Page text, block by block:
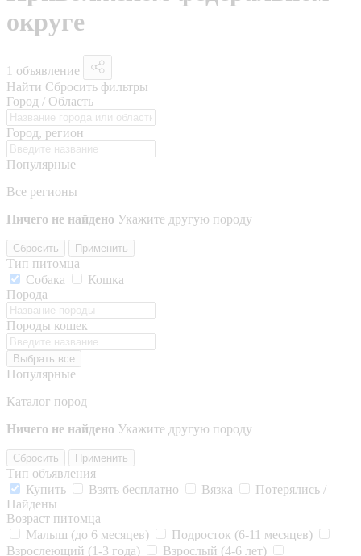
округе
1 объявление
Найти Сбросить фильтры
Город / Область
Город, регион
Популярные
Все регионы
Ничего не найдено Укажите другую породу
Сбросить Применить
Тип питомца
Собака
Кошка
Порода
Породы кошек
Выбрать все
Популярные
Каталог пород
Ничего не найдено Укажите другую породу
Сбросить Применить
Тип объявления
Купить
Взять бесплатно Вязка
Потерялись /
Найдены
Возраст питомца
Малыш (до 6 месяцев)
Подросток (6-11 месяцев)
Взрослеющий (1-3 года)
Взрослый (4-6 лет)